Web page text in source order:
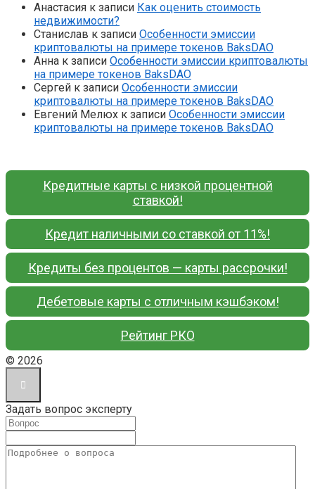
Анастасия к записи Как оценить стоимость
недвижимости?
Станислав к записи Особенности эмиссии
криптовалюты на примере токенов BaksDAO
Анна к записи Особенности эмиссии криптовалюты
на примере токенов BaksDAO
Сергей к записи Особенности эмиссии
криптовалюты на примере токенов BaksDAO
Евгений Мелюх к записи Особенности эмиссии
криптовалюты на примере токенов BaksDAO
Кредитные карты с низкой процентной
ставкой!
Кредит наличными со ставкой от 11%!
Кредиты без процентов — карты рассрочки!
Дебетовые карты с отличным кэшбэком!
Рейтинг РКО
© 2026
Задать вопрос эксперту